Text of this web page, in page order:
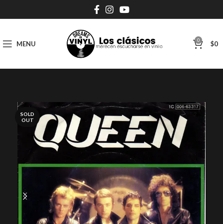
MENU 0 $0
SOLD
OUT